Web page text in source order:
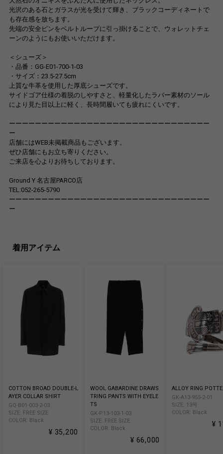
光沢のある石とガラスが光を受けて輝き、ブラックコーディネートで
も存在感を放ちます。
先端の安全ピンをベルトループに引っ掛けることで、ウォレットチェ
ーンのようにもお使いいただけます。
＜シューズ＞
・品番：GG-E01-700-1-03
・サイズ：23.5-27.5cm
上質な牛革を使用した厚底シューズです。
サイドゴア仕様の着脱のしやすさと、軽量化したラバー素材のソール
により見た目以上に軽く、長時間履いても疲れにくいです。
ーーーーーーーーーーーーーーーーーーーーーーーーーーーーーーー
ー
店舗にはWEB未掲載商品もございます。
ぜひ店舗にもお立ち寄りください。
ご来店を心よりお待ちしております。
Ground Y 名古屋PARCO店
TEL:052-265-5790
ーーーーーーーーーーーーーーーーーーーーーーーーーーーーーーー
ー
着用アイテム
COTTON BROAD DOUBLE-L
AYER COLLAR SHIRT
GQ-B01-003-2-03
SIZE: FREE SIZE
COLOR: Black
¥ 35,200
WOOL GABARDINE DRAWS
TRING PANTS WITH EYELE
TS
GK-P13-103-1-03
SIZE: FREE SIZE
COLOR: Black
¥ 66,000
ALLOY RING
GK-A13-955-2-01
SIZE: 13号
COLOR: Black
¥